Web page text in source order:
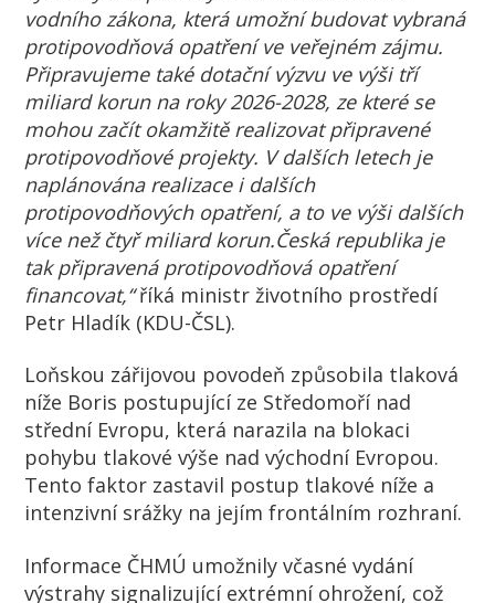
vodního zákona, která umožní budovat vybraná
protipovodňová opatření ve veřejném zájmu.
Připravujeme také dotační výzvu ve výši tří
miliard korun na roky 2026-2028, ze které se
mohou začít okamžitě realizovat připravené
protipovodňové projekty. V dalších letech je
naplánována realizace i dalších
protipovodňových opatření, a to ve výši dalších
více než čtyř miliard korun.Česká republika je
tak připravená protipovodňová opatření
financovat,“říká ministr životního prostředí
Petr Hladík (KDU-ČSL).
Loňskou zářijovou povodeň způsobila tlaková
níže Boris postupující ze Středomoří nad
střední Evropu, která narazila na blokaci
pohybu tlakové výše nad východní Evropou.
Tento faktor zastavil postup tlakové níže a
intenzivní srážky na jejím frontálním rozhraní.
Informace ČHMÚ umožnily včasné vydání
výstrahy signalizující extrémní ohrožení, což